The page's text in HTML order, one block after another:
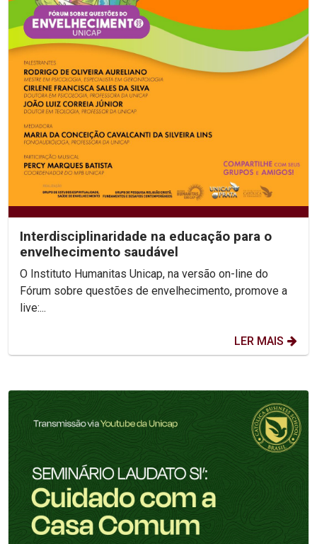
Interdisciplinaridade na educação para o
envelhecimento saudável
O Instituto Humanitas Unicap, na versão on-line do
Fórum sobre questões de envelhecimento, promove a
live:...
LER MAIS